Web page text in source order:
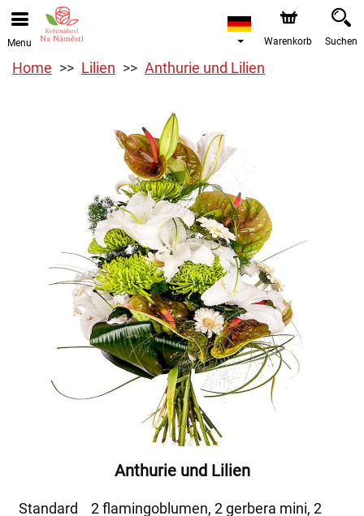
Menu Warenkorb Suchen
Home Lilien Anthurie und Lilien
Anthurie und Lilien
Standard
2 flamingoblumen, 2 gerbera mini, 2